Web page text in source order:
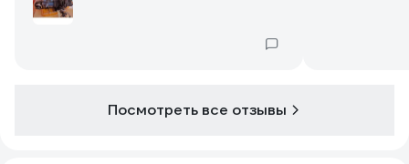
Посмотреть все отзывы